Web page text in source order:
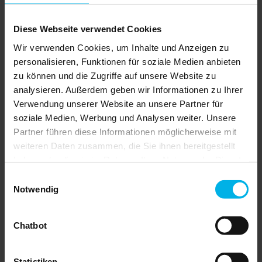
Diese Webseite verwendet Cookies
Wir verwenden Cookies, um Inhalte und Anzeigen zu
personalisieren, Funktionen für soziale Medien anbieten
zu können und die Zugriffe auf unsere Website zu
analysieren. Außerdem geben wir Informationen zu Ihrer
Verwendung unserer Website an unsere Partner für
soziale Medien, Werbung und Analysen weiter. Unsere
Partner führen diese Informationen möglicherweise mit
weiteren Daten zusammen, die Sie ihnen bereitgestellt
Notwendig
Chatbot
Mietrechtsänderungen
Finanzierung
Gebäudeenergiegesetz (GEG)
Elektronische Rechnungen
Mietendeckel
Lastenzuschuss
Zahlungsverzug
Mietkündigung
Wohnungseigentum
Kürzung der Förderung von
Energieberatungen
Entwicklung am Immobilienmarkt